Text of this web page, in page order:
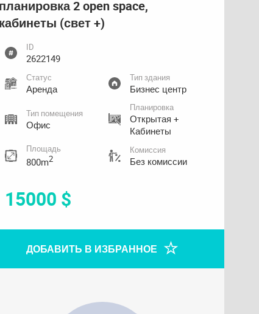
планировка 2 open space,
кабинеты (свет +)
ID
2622149
Статус
Аренда
Тип здания
Бизнес центр
Тип помещения
Офис
Планировка
Открытая +
Кабинеты
Площадь
800m2
Комиссия
Без комиссии
15000 $
ДОБАВИТЬ В ИЗБРАННОЕ